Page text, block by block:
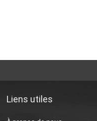
Liens utiles